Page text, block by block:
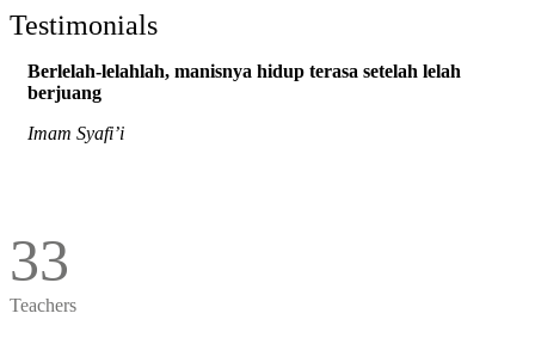
Testimonials
Berlelah-lelahlah, manisnya hidup terasa setelah lelah
berjuang
Imam Syafi’i
33
Teachers